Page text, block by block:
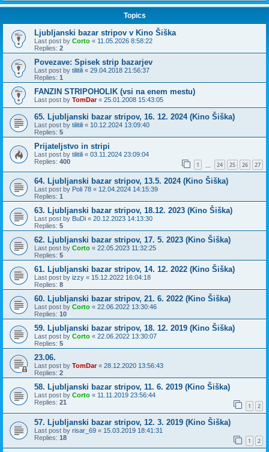
Topics
Ljubljanski bazar stripov v Kino Šiška
Last post by Corto « 11.05.2026 8:58:22
Replies: 2
Povezave: Spisek strip bazarjev
Last post by tilitili « 29.04.2018 21:56:37
Replies: 1
FANZIN STRIPOHOLIK (vsi na enem mestu)
Last post by TomDar« 25.01.2008 15:43:05
65. Ljubljanski bazar stripov, 16. 12. 2024 (Kino Šiška)
Last post by tilitili « 10.12.2024 13:09:40
Replies: 5
Prijateljstvo in stripi
Last post by tilitili « 03.11.2024 23:09:04
Replies: 400 1 24 25 26 27
64. Ljubljanski bazar stripov, 13.5. 2024 (Kino Šiška)
Last post by Poli 78 « 12.04.2024 14:15:39
Replies: 1
63. Ljubljanski bazar stripov, 18.12. 2023 (Kino Šiška)
Last post by BuDi « 20.12.2023 14:13:30
Replies: 5
62. Ljubljanski bazar stripov, 17. 5. 2023 (Kino Šiška)
Last post by Corto « 22.05.2023 11:32:25
Replies: 5
61. Ljubljanski bazar stripov, 14. 12. 2022 (Kino Šiška)
Last post by izzy « 15.12.2022 16:04:18
Replies: 8
60. Ljubljanski bazar stripov, 21. 6. 2022 (Kino Šiška)
Last post by Corto « 22.06.2022 13:30:46
Replies: 10
59. Ljubljanski bazar stripov, 18. 12. 2019 (Kino Šiška)
Last post by Corto « 22.06.2022 13:30:07
Replies: 5
23.06.
Last post by TomDar« 28.12.2020 13:56:43
Replies: 2
58. Ljubljanski bazar stripov, 11. 6. 2019 (Kino Šiška)
Last post by Corto « 11.11.2019 23:56:44
Replies: 21 1 2
57. Ljubljanski bazar stripov, 12. 3. 2019 (Kino Šiška)
Last post by risar_69 « 15.03.2019 18:41:31
Replies: 18 1 2